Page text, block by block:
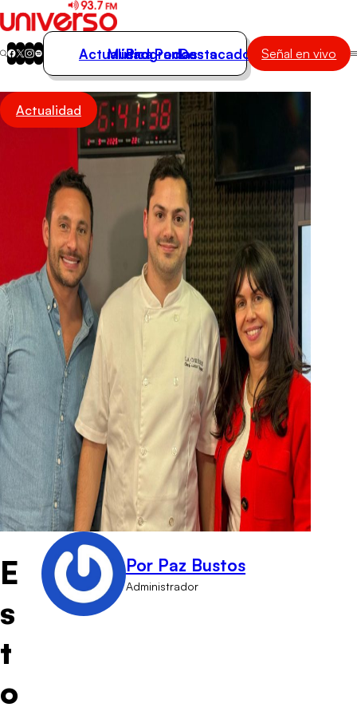
Actualidad
Música
Destacados
Actualidad
Música
Programas
Podcasts
Destacados Señal en vivo
Actualidad
E
s
t
o
Por Paz Bustos
Administrador